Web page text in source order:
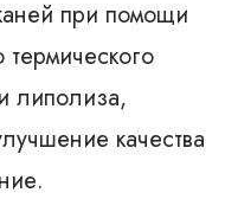
при помощи
липолиза,
качества